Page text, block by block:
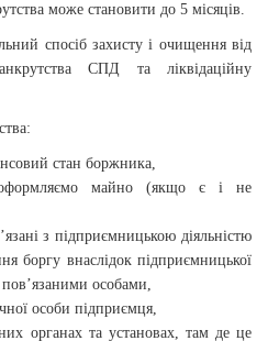
може становити до 5 місяців.
спосіб захисту і очищення від
СПД та ліквідаційну
:
стан боржника,
майно (якщо є і не
з підприємницькою діяльністю
боргу внаслідок підприємницької
пов’язаними особами,
особи підприємця,
органах та установах, там де це